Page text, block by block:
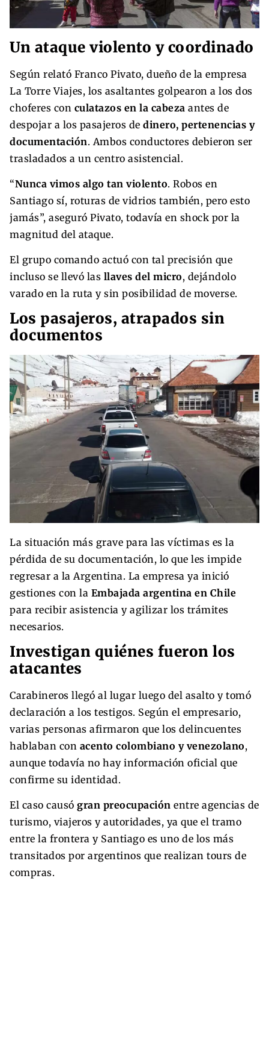
Un ataque violento y coordinado
Según relató Franco Pivato, dueño de la empresa
La Torre Viajes, los asaltantes golpearon a los dos
choferes con culatazos en la cabeza antes de
despojar a los pasajeros de dinero, pertenencias y
documentación. Ambos conductores debieron ser
trasladados a un centro asistencial.
“Nunca vimos algo tan violento. Robos en
Santiago sí, roturas de vidrios también, pero esto
jamás”, aseguró Pivato, todavía en shock por la
magnitud del ataque.
El grupo comando actuó con tal precisión que
incluso se llevó las llaves del micro, dejándolo
varado en la ruta y sin posibilidad de moverse.
Los pasajeros, atrapados sin
documentos
La situación más grave para las víctimas es la
pérdida de su documentación, lo que les impide
regresar a la Argentina. La empresa ya inició
gestiones con la Embajada argentina en Chile
para recibir asistencia y agilizar los trámites
necesarios.
Investigan quiénes fueron los
atacantes
Carabineros llegó al lugar luego del asalto y tomó
declaración a los testigos. Según el empresario,
varias personas afirmaron que los delincuentes
hablaban con acento colombiano y venezolano,
aunque todavía no hay información oficial que
confirme su identidad.
El caso causó gran preocupación entre agencias de
turismo, viajeros y autoridades, ya que el tramo
entre la frontera y Santiago es uno de los más
transitados por argentinos que realizan tours de
compras.